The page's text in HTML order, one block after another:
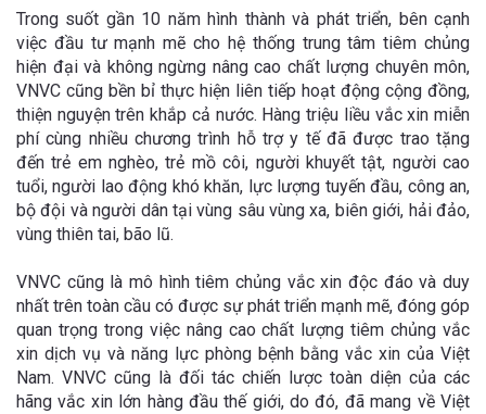
Trong suốt gần 10 năm hình thành và phát triển, bên cạnh
việc đầu tư mạnh mẽ cho hệ thống trung tâm tiêm chủng
hiện đại và không ngừng nâng cao chất lượng chuyên môn,
VNVC cũng bền bỉ thực hiện liên tiếp hoạt động cộng đồng,
thiện nguyện trên khắp cả nước. Hàng triệu liều vắc xin miễn
phí cùng nhiều chương trình hỗ trợ y tế đã được trao tặng
đến trẻ em nghèo, trẻ mồ côi, người khuyết tật, người cao
tuổi, người lao động khó khăn, lực lượng tuyến đầu, công an,
bộ đội và người dân tại vùng sâu vùng xa, biên giới, hải đảo,
vùng thiên tai, bão lũ.
VNVC cũng là mô hình tiêm chủng vắc xin độc đáo và duy
nhất trên toàn cầu có được sự phát triển mạnh mẽ, đóng góp
quan trọng trong việc nâng cao chất lượng tiêm chủng vắc
xin dịch vụ và năng lực phòng bệnh bằng vắc xin của Việt
Nam. VNVC cũng là đối tác chiến lược toàn diện của các
hãng vắc xin lớn hàng đầu thế giới, do đó, đã mang về Việt